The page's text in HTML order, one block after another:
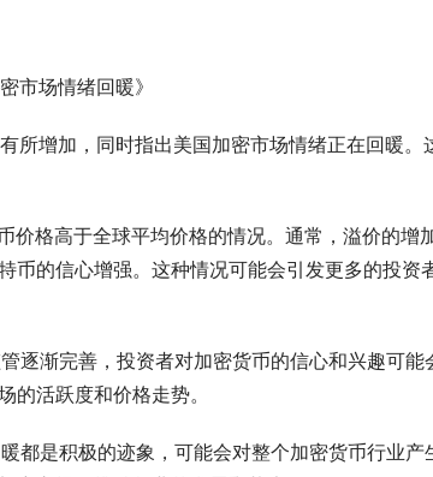
市场情绪回暖》
所增加，同时指出美国加密市场情绪正在回暖。
格高于全球平均价格的情况。通常，溢价的增
币的信心增强。这种情况可能会引发更多的投资
逐渐完善，投资者对加密货币的信心和兴趣可能
活跃度和价格走势。
都是积极的迹象，可能会对整个加密货币行业产